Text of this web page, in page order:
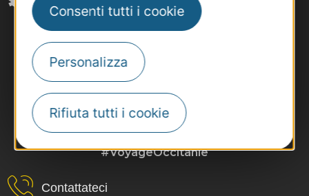
Consenti tutti i cookie
Personalizza
Rifiuta tutti i cookie
#VoyageOccitanie
Contattateci